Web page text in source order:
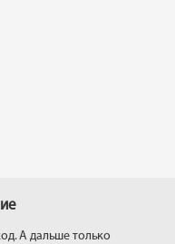
А дальше только